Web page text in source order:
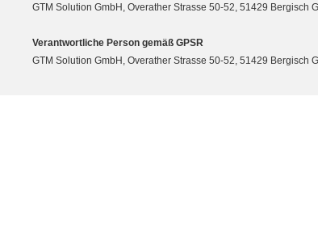
GTM Solution GmbH, Overather Strasse 50-52, 51429 Bergisch
Verantwortliche Person gemäß GPSR
GTM Solution GmbH, Overather Strasse 50-52, 51429 Bergisch